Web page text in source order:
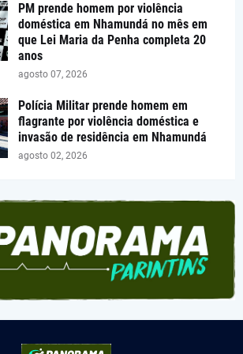
PM prende homem por violência
doméstica em Nhamundá no mês em
que Lei Maria da Penha completa 20
anos
agosto 07, 2026
Polícia Militar prende homem em
flagrante por violência doméstica e
invasão de residência em Nhamundá
agosto 02, 2026